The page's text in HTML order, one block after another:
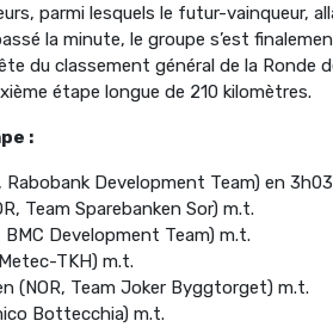
parmi lesquels le futur-vainqueur,
la minute, le groupe s’est
du classement général de la Ronde
étape longue de 210 kilomètres.
:
Rabobank Development Team) en
Team Sparebanken Sor) m.t.
Development Team) m.t.
TKH) m.t.
(NOR, Team Joker Byggtorget) m.t.
Bottecchia) m.t.